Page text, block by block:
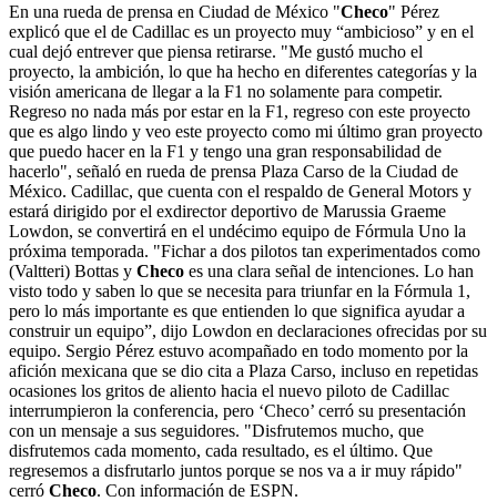
En una rueda de prensa en Ciudad de México "Checo" Pérez
explicó que el de Cadillac es un proyecto muy “ambicioso” y en el
cual dejó entrever que piensa retirarse. "Me gustó mucho el
proyecto, la ambición, lo que ha hecho en diferentes categorías y la
visión americana de llegar a la F1 no solamente para competir.
Regreso no nada más por estar en la F1, regreso con este proyecto
que es algo lindo y veo este proyecto como mi último gran proyecto
que puedo hacer en la F1 y tengo una gran responsabilidad de
hacerlo", señaló en rueda de prensa Plaza Carso de la Ciudad de
México. Cadillac, que cuenta con el respaldo de General Motors y
estará dirigido por el exdirector deportivo de Marussia Graeme
Lowdon, se convertirá en el undécimo equipo de Fórmula Uno la
próxima temporada. "Fichar a dos pilotos tan experimentados como
(Valtteri) Bottas y Checo es una clara señal de intenciones. Lo han
visto todo y saben lo que se necesita para triunfar en la Fórmula 1,
pero lo más importante es que entienden lo que significa ayudar a
construir un equipo”, dijo Lowdon en declaraciones ofrecidas por su
equipo. Sergio Pérez estuvo acompañado en todo momento por la
afición mexicana que se dio cita a Plaza Carso, incluso en repetidas
ocasiones los gritos de aliento hacia el nuevo piloto de Cadillac
interrumpieron la conferencia, pero ‘Checo’ cerró su presentación
con un mensaje a sus seguidores. "Disfrutemos mucho, que
disfrutemos cada momento, cada resultado, es el último. Que
regresemos a disfrutarlo juntos porque se nos va a ir muy rápido"
cerró Checo. Con información de ESPN.